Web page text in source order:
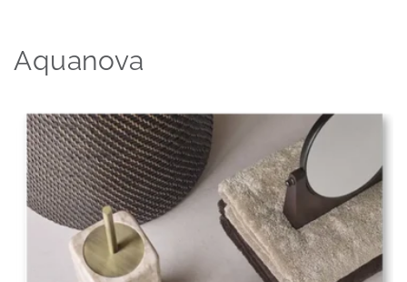
Aquanova